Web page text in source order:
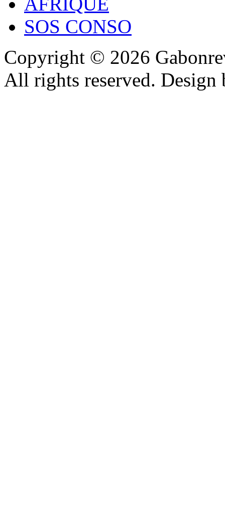
SOS CONSO
Copyright © 2026
All rights reserved.